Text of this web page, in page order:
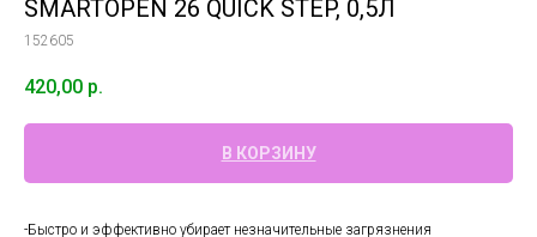
SMARTOPEN 26 QUICK STEP, 0,5Л
152605
420,00 р.
В КОРЗИНУ
-Быстро и эффективно убирает незначительные загрязнения